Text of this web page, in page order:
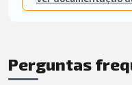
Perguntas